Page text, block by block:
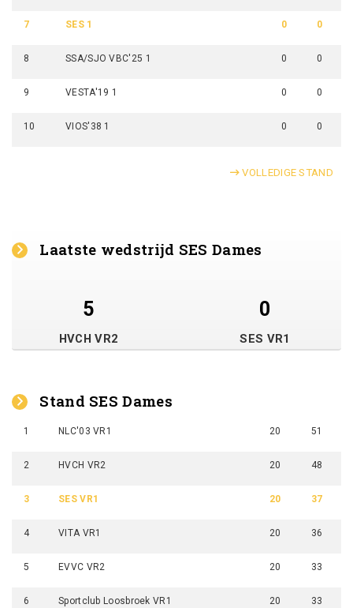
7 SES 1 0 0
8 SSA/SJO VBC'25 1 0 0
9 VESTA'19 1 0 0
10 VIOS'38 1 0 0
VOLLEDIGE STAND
Laatste wedstrijd SES Dames
5 0
HVCH VR2 SES VR1
Stand SES Dames
1 NLC'03 VR1 20 51
2 HVCH VR2 20 48
3 SES VR1 20 37
4 VITA VR1 20 36
5 EVVC VR2 20 33
6 Sportclub Loosbroek VR1 20 33